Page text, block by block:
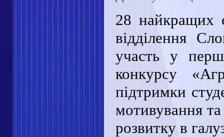
28 найкращих
відділення
участь у
конкурсу
підтримки
мотивування
розвитку в